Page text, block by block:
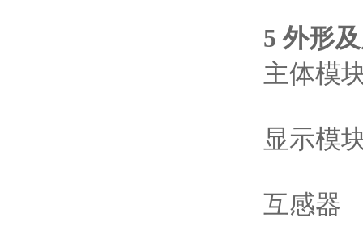
5 外形
主体模
显示模
互感器